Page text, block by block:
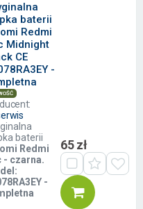
baterii
Redmi
Midnight
CE
-
baterii
Redmi
- czarna.
-
65 zł